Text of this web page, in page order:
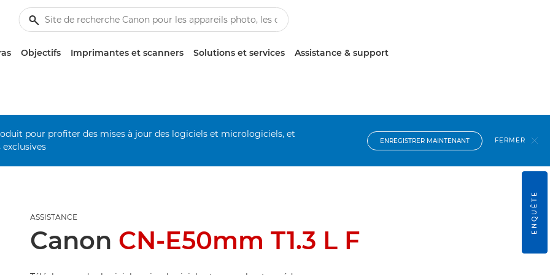
Objectifs Imprimantes et scanners Solutions et services Assistance & support
pour profiter des mises à jour des logiciels et micrologiciels, et
ENREGISTRER MAINTENANT FERMER
ASSISTANCE
Canon CN-E50mm T1.3 L F
ENQUÊTE